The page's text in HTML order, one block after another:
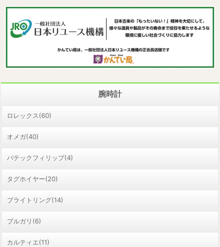
腕時計
ロレックス(60)
オメガ(40)
パテックフィリップ(4)
タグホイヤー(20)
ブライトリング(14)
ブルガリ(6)
カルティエ(11)